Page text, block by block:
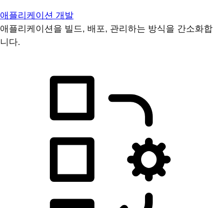
애플리케이션 개발
애플리케이션을 빌드, 배포, 관리하는 방식을 간소화합
니다.